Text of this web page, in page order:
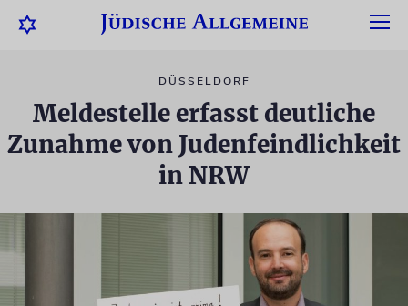
DÜSSELDORF
Meldestelle erfasst deutliche
Zunahme von Judenfeindlichkeit
in NRW